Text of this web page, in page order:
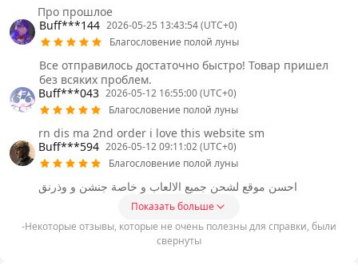
Про прошлое
Buff***144 2026-05-25 13:43:54 (UTC+0)
Благословение полой луны
Все отправилось достаточно быстро! Товар пришел
без всяких проблем.
Buff***043 2026-05-12 16:55:00 (UTC+0)
Благословение полой луны
rn dis ma 2nd order i love this website sm
Buff***594 2026-05-12 09:11:02 (UTC+0)
Благословение полой луны
احسن موقع لشحن جميع الالعاب و خاصة جنشن و وذرنق
Показать больше
-Некоторые отзывы, которые не очень полезны для справки, были
свернуты